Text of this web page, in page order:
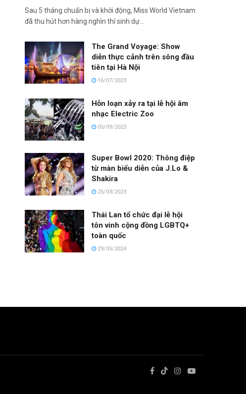
Sau 5 tháng chuẩn bị và khởi động, Miss World Vietnam
đã thu hút hơn hàng nghìn thí sinh dự...
The Grand Voyage: Show
diễn thực cảnh trên sông đầu
tiên tại Hà Nội
16/07/2023
Hỗn loạn xảy ra tại lễ hội âm
nhạc Electric Zoo
05/09/2023
Super Bowl 2020: Thông điệp
từ màn biểu diễn của J.Lo &
Shakira
25/03/2023
Thái Lan tổ chức đại lễ hội
tôn vinh cộng đồng LGBTQ+
toàn quốc
29/05/2024